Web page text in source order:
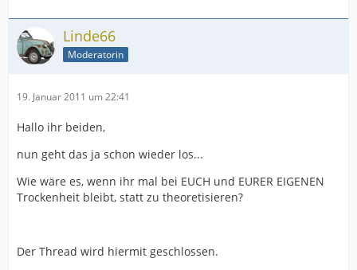
Linde66
Moderatorin
19. Januar 2011 um 22:41
Hallo ihr beiden,
nun geht das ja schon wieder los...
Wie wäre es, wenn ihr mal bei EUCH und EURER EIGENEN
Trockenheit bleibt, statt zu theoretisieren?
Der Thread wird hiermit geschlossen.